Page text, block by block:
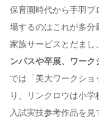
保育園時代から手羽ブ
場するのはこれが多分
家族サービスとだまし
ンパスや卒展、ワーク
では「美大ワークショ
り、リンクロウは小
入試実技参考作品を